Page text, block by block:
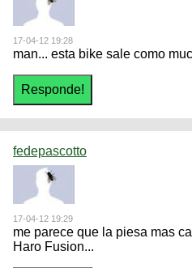
17-04-12 19:28
man... esta bike sale como
fedepascotto
17-04-12 19:29
me parece que la piesa mas
Haro Fusion...